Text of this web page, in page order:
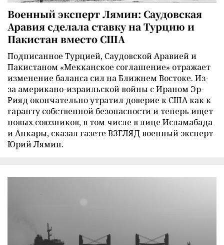
Военный эксперт Лямин: Саудовская
Аравия сделала ставку на Турцию и
Пакистан вместо США
Подписанное Турцией, Саудовской Аравией и
Пакистаном «Мекканское соглашение» отражает
изменение баланса сил на Ближнем Востоке. Из-
за американо-израильской войны с Ираном Эр-
Рияд окончательно утратил доверие к США как к
гаранту собственной безопасности и теперь ищет
новых союзников, в том числе в лице Исламабада
и Анкары, сказал газете ВЗГЛЯД военный эксперт
Юрий Лямин.